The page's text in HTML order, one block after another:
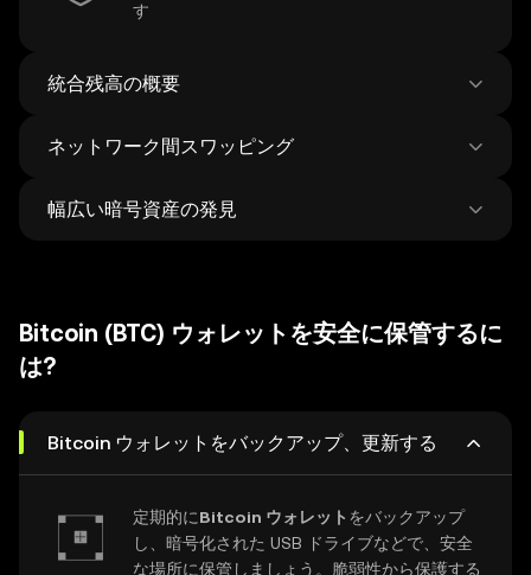
す
統合残高の概要
ネットワーク間スワッピング
1回だけのトランザクションで、ネットワーク
幅広い暗号資産の発見
することができます。
Bitcoin (BTC) ウォレットを安全に保管するに
は?
Bitcoin ウォレットをバックアップ、更新する
定期的にBitcoin ウォレット をバックアップ
し、暗号化された USB ドライブなどで、安全
な場所に保管しましょう。脆弱性から保護する